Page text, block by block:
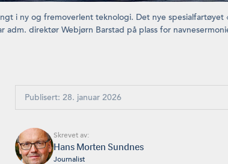
i ny og fremoverlent teknologi. Det nye
adm. direktør Webjørn Barstad på plass for
Publisert: 28. januar 2026
Skrevet av:
Hans Morten Sundnes
Journalist